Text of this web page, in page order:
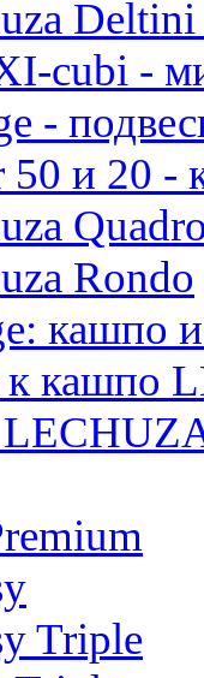
cubi -
-
50 и 20
Rondo
кашпо
к кашпо
Triple